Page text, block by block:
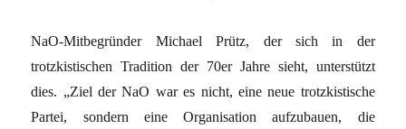
NaO-Mitbegründer Michael Prütz, der sich in der
trotzkistischen Tradition der 70er Jahre sieht, unterstützt
dies. „Ziel der NaO war es nicht, eine neue trotzkistische
Partei, sondern eine Organisation aufzubauen, die